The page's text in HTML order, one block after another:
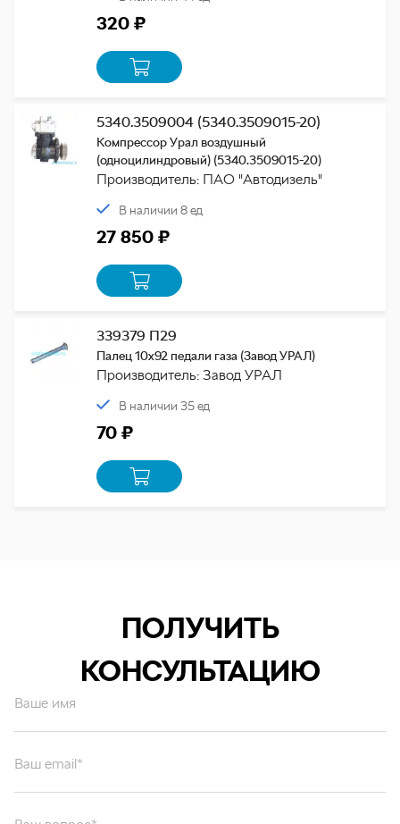
320 ₽
5340.3509004 (5340.3509015-20)
Компрессор Урал воздушный
(одноцилиндровый) (5340.3509015-20)
Производитель: ПАО "Автодизель"
В наличии 8 ед
27 850 ₽
339379 П29
Палец 10х92 педали газа (Завод УРАЛ)
Производитель: Завод УРАЛ
В наличии 35 ед
70 ₽
ПОЛУЧИТЬ
КОНСУЛЬТАЦИЮ
Ваше имя